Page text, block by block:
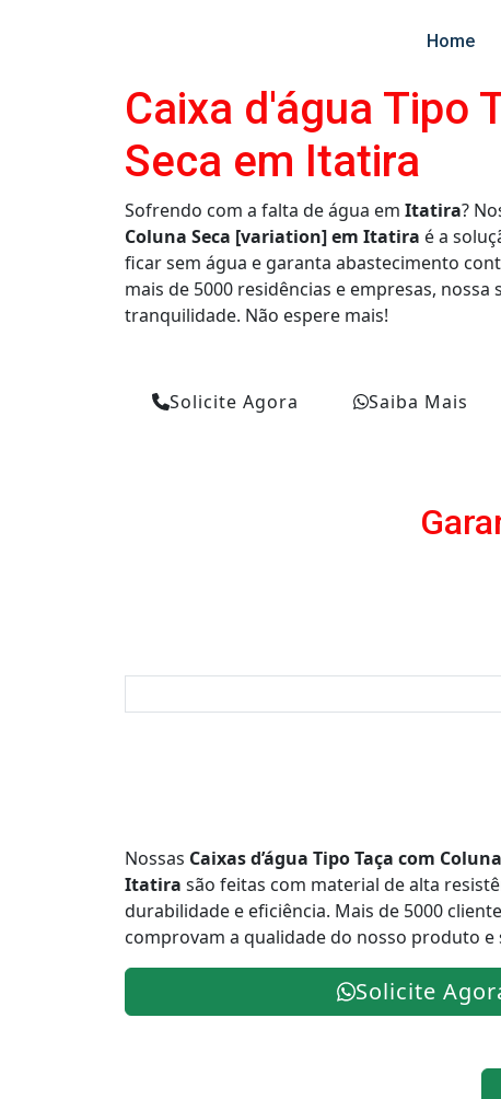
Home
Caixa d'água Tipo
Seca em Itatira
Sofrendo com a falta de água em Itatira?
Coluna Seca [variation] em Itatira é a
ficar sem água e garanta abastecimento
mais de 5000 residências e empresas,
tranquilidade. Não espere mais!
Solicite Agora Saiba Mais
Nossas Caixas d’água Tipo Taça com
Itatira são feitas com material de alta
durabilidade e eficiência. Mais de 5000
comprovam a qualidade do nosso produto e
Solicite